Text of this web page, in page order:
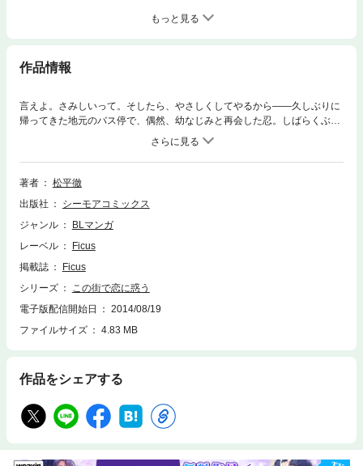
もっと見る
作品情報
言えよ。さみしいって。そしたら、やさしくしてやるから――久しぶりに
帰ってきた地元のバス停で、偶然、幼なじみと再会した忍。しばらくぶり
に会った彼は、なんだかおだやかで、相変わらず一言多くて、そして…男
前だった。逃げ出したのは自分なのに、どうして…。忘れられない恋は、
忘れたくない恋。同級生・幼なじみケンカップルの不器用な恋の行方
は！？【フィカス】
著者
松平徹
出版社
シーモアコミックス
ジャンル
BLマンガ
レーベル
Ficus
掲載誌
Ficus
シリーズ
この街で恋に惑う
電子版配信開始日
2014/08/19
ファイルサイズ
4.83 MB
作品をシェアする